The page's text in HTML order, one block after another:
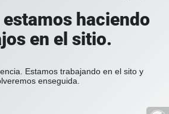
haciendo
en el sitio.
Estamos trabajando en el sito y
enseguida.